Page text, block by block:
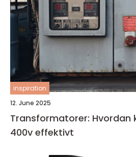
inspiration
12. June 2025
Transformatorer: Hvordan
400v effektivt